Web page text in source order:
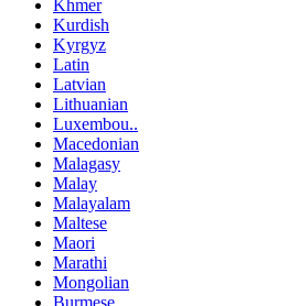
Khmer
Kurdish
Kyrgyz
Latin
Latvian
Lithuanian
Luxembou..
Macedonian
Malagasy
Malay
Malayalam
Maltese
Maori
Marathi
Mongolian
Burmese